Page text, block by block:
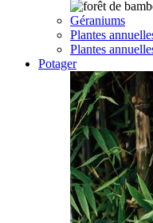
Géraniums
Plantes
Plantes
Potager